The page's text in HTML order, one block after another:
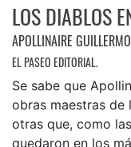
LOS DIABLOS
APOLLINAIRE GUILLERMO
EL PASEO EDITORIAL.
Se sabe que
obras maestras de
otras que, como
quedaron en los